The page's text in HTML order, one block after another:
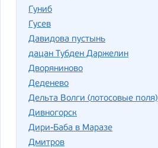
Гуниб
Гусев
Давидова пустынь
дацан Тубден Даржелин
Дворяниново
Деденево
Дельта Волги (лотосовые поля)
Дивногорск
Дири-Баба в Маразе
Дмитров